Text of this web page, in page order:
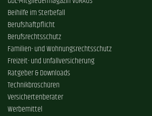
Beihilfe im Sterbefall
Berufshaftpflicht
Berufsrechtsschutz
Familien- und Wohnungsrechtsschutz
Freizeit- und Unfallversicherung
Ratgeber & Downloads
Technikbroschüren
Versichertenberater
Werbemittel